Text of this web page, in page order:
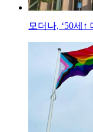
모더나, ‘50세↑